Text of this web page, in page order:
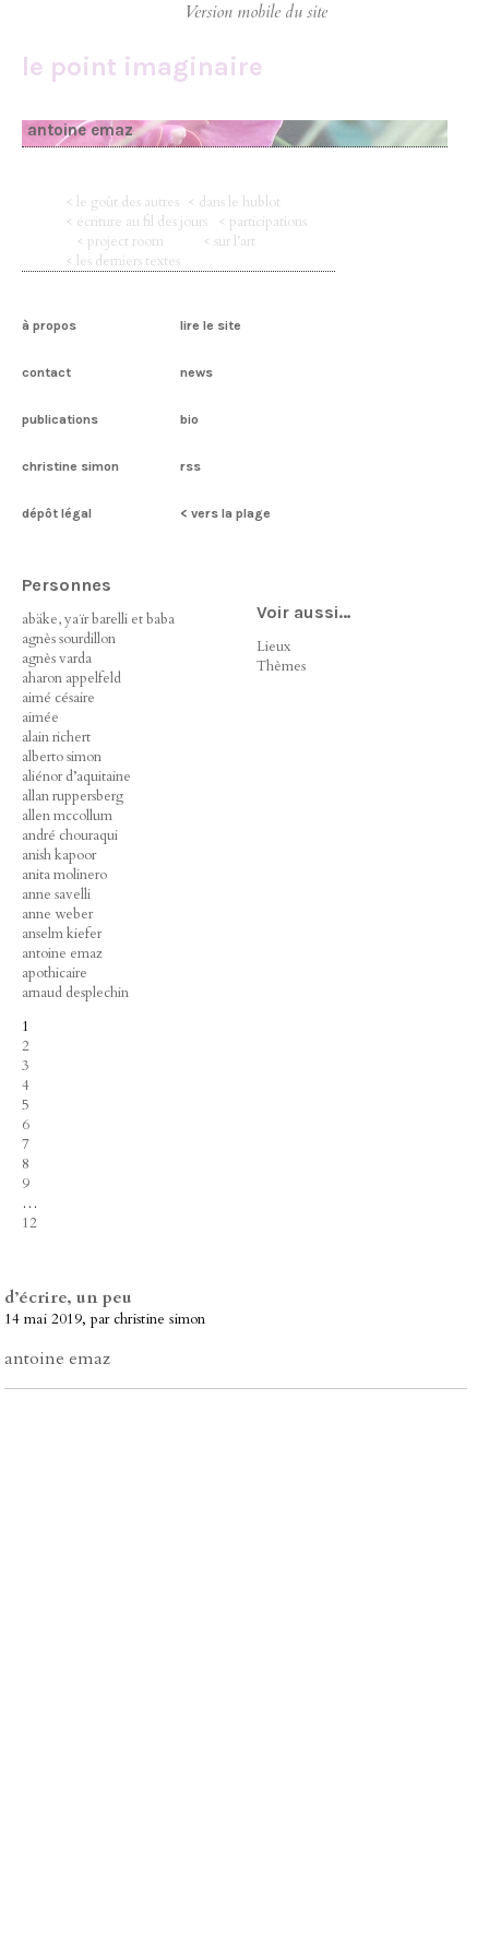
le point imaginaire
antoine emaz
< le goût des autres < dans le hublot
< écriture au fil des jours
< participations
< project room
< sur l’art
< les derniers textes
à propos lire le site
contact news
publications bio
christine simon rss
dépôt légal < vers la plage
Personnes
abäke, yaïr barelli et baba
agnès sourdillon
agnès varda
aharon appelfeld
aimé césaire
aimée
alain richert
alberto simon
aliénor d’aquitaine
allan ruppersberg
allen mccollum
andré chouraqui
anish kapoor
anita molinero
anne savelli
anne weber
anselm kiefer
antoine emaz
apothicaire
arnaud desplechin
1
2
3
4
5
6
7
8
9
…
12
Voir aussi…
Lieux
Thèmes
d’écrire, un peu
14 mai 2019, par christine simon
antoine emaz